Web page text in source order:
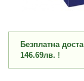
Безплатна
146.69лв. !